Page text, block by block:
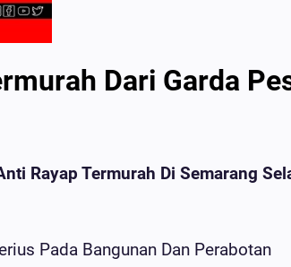
Dari Garda
Rayap Termurah Di Semarang
Pada Bangunan Dan Perabotan